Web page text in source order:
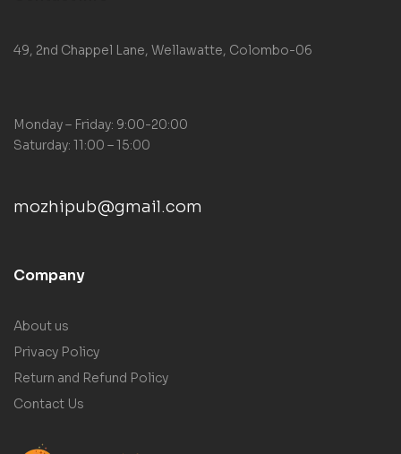
49, 2nd Chappel Lane, Wellawatte, Colombo-06
Monday – Friday: 9:00-20:00
Saturday: 11:00 – 15:00
mozhipub@gmail.com
Company
About us
Privacy Policy
Return and Refund Policy
Contact Us